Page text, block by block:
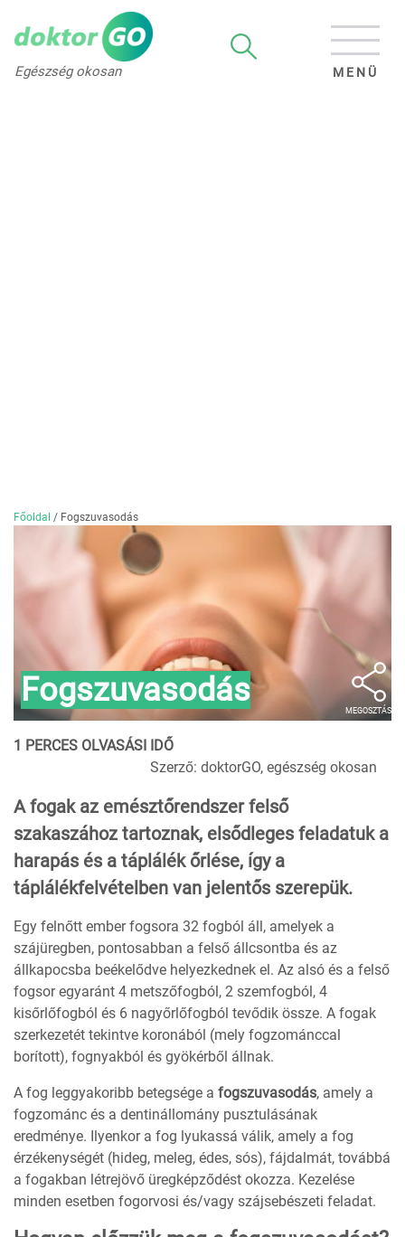
Egészség okosan MENÜ
Főoldal / Fogszuvasodás
Fogszuvasodás
MEGOSZTÁS
1 PERCES OLVASÁSI IDŐ
Szerző: doktorGO, egészség okosan
A fogak az emésztőrendszer felső
szakaszához tartoznak, elsődleges feladatuk a
harapás és a táplálék őrlése, így a
táplálékfelvételben van jelentős szerepük.
Egy felnőtt ember fogsora 32 fogból áll, amelyek a
szájüregben, pontosabban a felső állcsontba és az
állkapocsba beékelődve helyezkednek el. Az alsó és a felső
fogsor egyaránt 4 metszőfogból, 2 szemfogból, 4
kisőrlőfogból és 6 nagyőrlőfogból tevődik össze. A fogak
szerkezetét tekintve koronából (mely fogzománccal
borított), fognyakból és gyökérből állnak.
A fog leggyakoribb betegsége a fogszuvasodás, amely a
fogzománc és a dentinállomány pusztulásának
eredménye. Ilyenkor a fog lyukassá válik, amely a fog
érzékenységét (hideg, meleg, édes, sós), fájdalmát, továbbá
a fogakban létrejövő üregképződést okozza. Kezelése
minden esetben fogorvosi és/vagy szájsebészeti feladat.